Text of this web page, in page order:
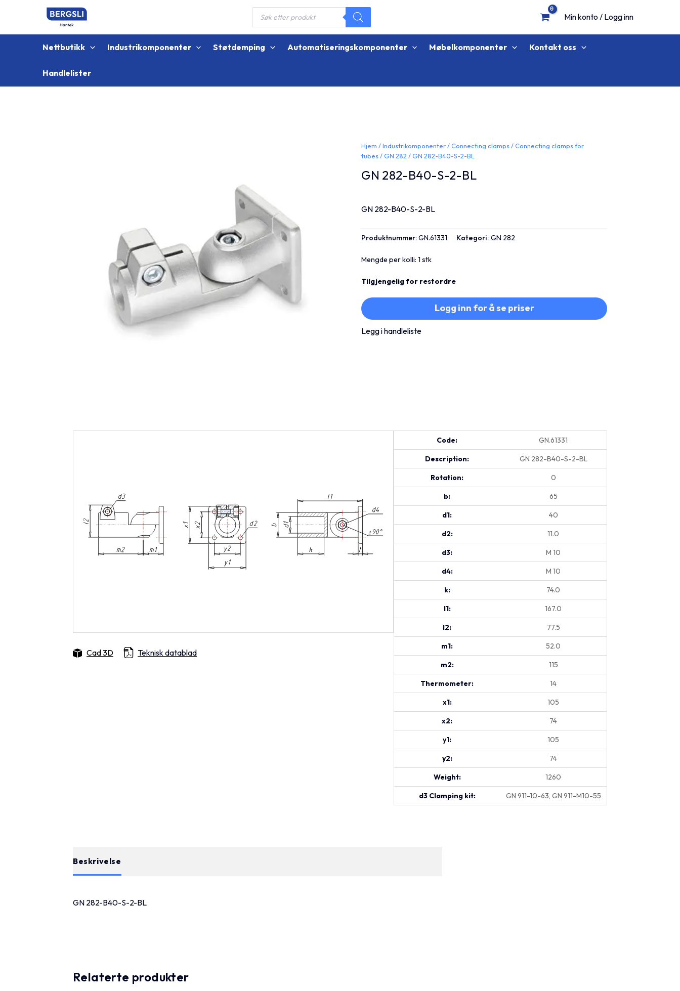
Products
search
Min konto / Logg inn
Nettbutikk Industrikomponenter Støtdemping Automatiseringskomponenter Møbelkomponenter Kontakt oss
Handlelister
Hjem /Industrikomponenter/Connecting clamps/Connecting clamps for
tubes/GN 282 / GN 282-B40-S-2-BL
GN 282-B40-S-2-BL
GN 282-B40-S-2-BL
Produktnummer:GN.61331 Kategori:GN 282
Mengde per kolli: 1 stk
Tilgjengelig for restordre
Logg inn for å se priser
Legg i handleliste
Code: GN.61331
Description: GN 282-B40-S-2-BL
Rotation: 0
b: 65
d1: 40
d2: 11.0
d3: M 10
d4: M 10
k: 74.0
l1: 167.0
l2: 77.5
m1: 52.0
m2: 115
Thermometer: 14
x1: 105
x2: 74
y1: 105
y2: 74
Weight: 1260
d3 Clamping kit: GN 911-10-63, GN 911-M10-55
Cad 3D Teknisk datablad
Beskrivelse
GN 282-B40-S-2-BL
Relaterte produkter